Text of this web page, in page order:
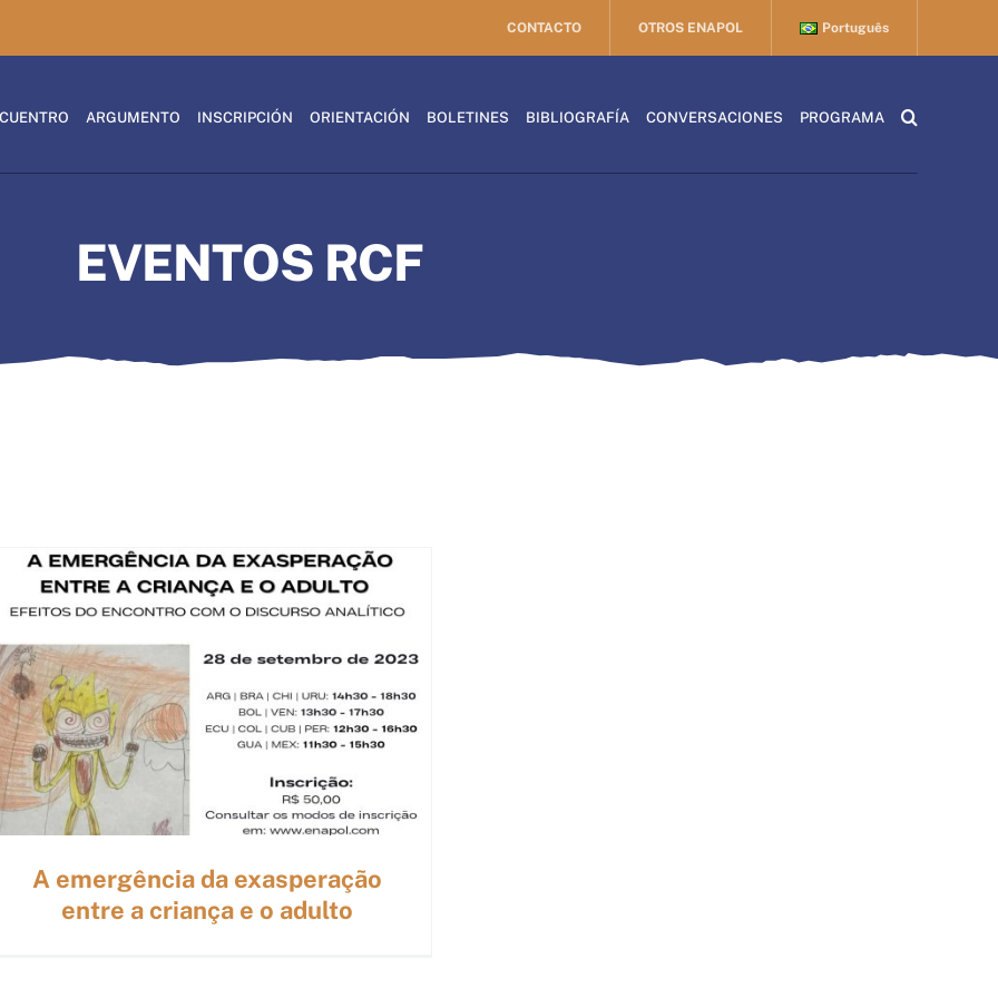
CONTACTO OTROS ENAPOL Português
ARGUMENTO INSCRIPCIÓN ORIENTACIÓN BOLETINES BIBLIOGRAFÍA CONVERSACIONES PROGRAMA
EVENTOS RCF
A emergência da exasperação
entre a criança e o adulto